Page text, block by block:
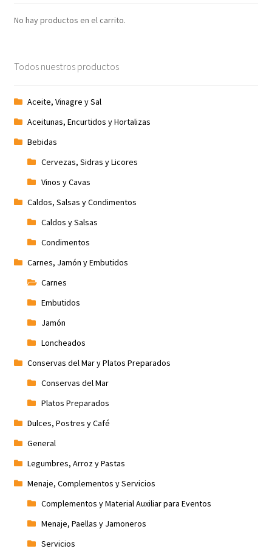
No hay productos en el carrito.
Todos nuestros productos
Aceite, Vinagre y Sal
Aceitunas, Encurtidos y Hortalizas
Bebidas
Cervezas, Sidras y Licores
Vinos y Cavas
Caldos, Salsas y Condimentos
Caldos y Salsas
Condimentos
Carnes, Jamón y Embutidos
Carnes
Embutidos
Jamón
Loncheados
Conservas del Mar y Platos Preparados
Conservas del Mar
Platos Preparados
Dulces, Postres y Café
General
Legumbres, Arroz y Pastas
Menaje, Complementos y Servicios
Complementos y Material Auxiliar para Eventos
Menaje, Paellas y Jamoneros
Servicios